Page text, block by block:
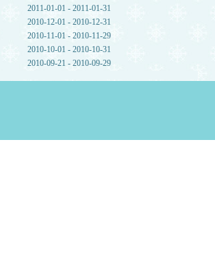
2011-01-01 - 2011-01-31
2010-12-01 - 2010-12-31
2010-11-01 - 2010-11-29
2010-10-01 - 2010-10-31
2010-09-21 - 2010-09-29